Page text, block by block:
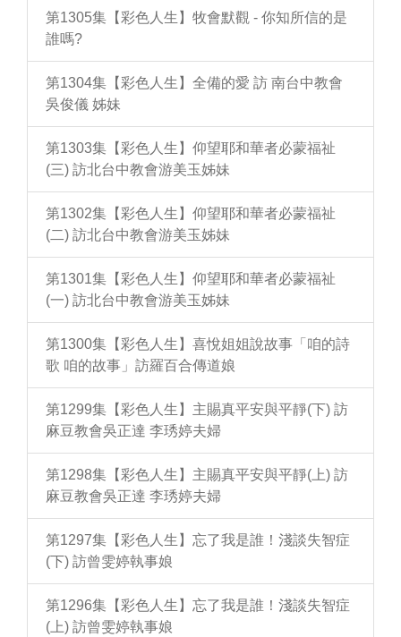
第1305集【彩色人生】牧會默觀 - 你知所信的是
誰嗎?
第1304集【彩色人生】全備的愛 訪 南台中教會
吳俊儀 姊妹
第1303集【彩色人生】仰望耶和華者必蒙福祉
(三) 訪北台中教會游美玉姊妹
第1302集【彩色人生】仰望耶和華者必蒙福祉
(二) 訪北台中教會游美玉姊妹
第1301集【彩色人生】仰望耶和華者必蒙福祉
(一) 訪北台中教會游美玉姊妹
第1300集【彩色人生】喜悅姐姐說故事「咱的詩
歌 咱的故事」訪羅百合傳道娘
第1299集【彩色人生】主賜真平安與平靜(下) 訪
麻豆教會吳正達 李琇婷夫婦
第1298集【彩色人生】主賜真平安與平靜(上) 訪
麻豆教會吳正達 李琇婷夫婦
第1297集【彩色人生】忘了我是誰！淺談失智症
(下) 訪曾雯婷執事娘
第1296集【彩色人生】忘了我是誰！淺談失智症
(上) 訪曾雯婷執事娘